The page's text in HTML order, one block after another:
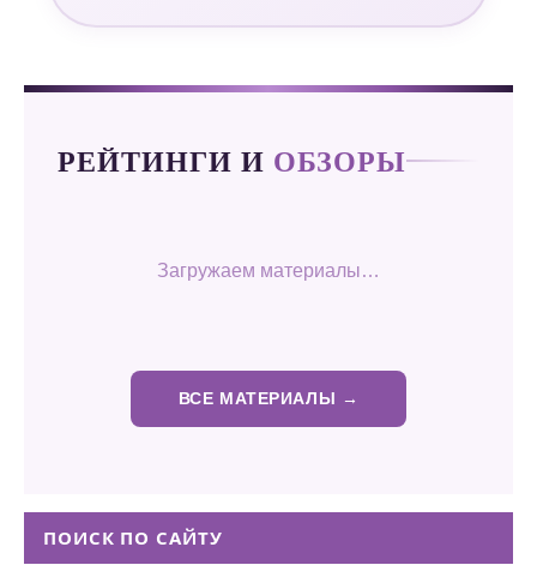
РЕЙТИНГИ И ОБЗОРЫ
Загружаем материалы…
ВСЕ МАТЕРИАЛЫ →
ПОИСК ПО САЙТУ